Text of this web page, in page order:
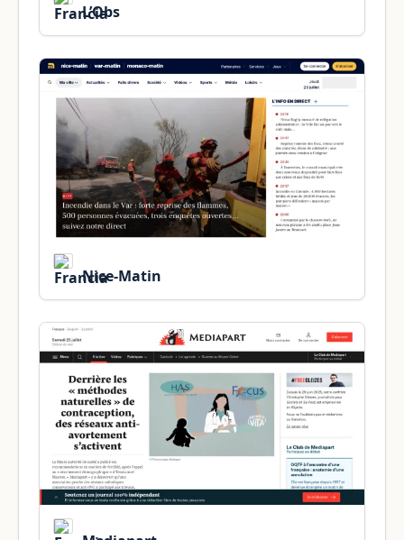
L’Obs
Nice-Matin